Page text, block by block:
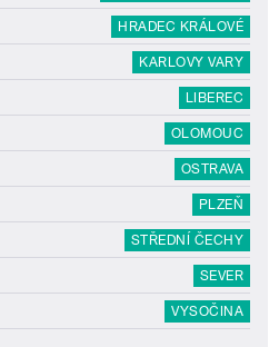
HRADEC KRÁLOVÉ
KARLOVY VARY
LIBEREC
OLOMOUC
OSTRAVA
PLZEŇ
STŘEDNÍ ČECHY
SEVER
VYSOČINA